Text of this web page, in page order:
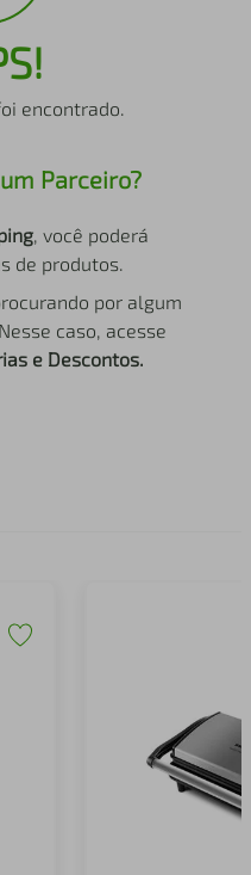
encontrado.
Parceiro?
, você poderá
de produtos.
por algum
caso, acesse
e Descontos.